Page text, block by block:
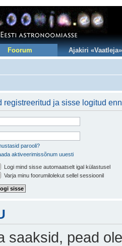
Foorum Ajakiri «Vaatleja»
registreeritud ja sisse logitud
parooli?
aktiveerimissõnum uuesti
Logi mind sisse automaatselt igal külastusel
Varja minu foorumilolekut sellel sessioonil
saaksid, pead